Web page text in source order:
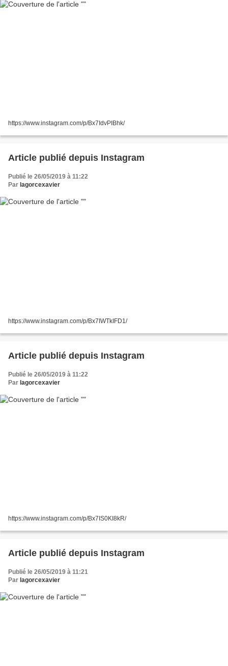
https://www.instagram.com/p/Bx7IdvPIBhk/
Article publié depuis Instagram
Publié le 26/05/2019 à 11:22
Par lagorcexavier
https://www.instagram.com/p/Bx7IWTkIFD1/
Article publié depuis Instagram
Publié le 26/05/2019 à 11:22
Par lagorcexavier
https://www.instagram.com/p/Bx7IS0KI8kR/
Article publié depuis Instagram
Publié le 26/05/2019 à 11:21
Par lagorcexavier